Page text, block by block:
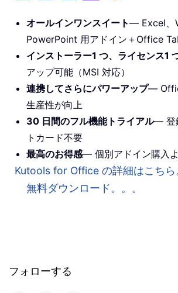
オールインワンスイート— Excel、
PowerPoint 用アドイン＋Office
インストーラー1 つ、ライセンス1
アップ可能（MSI 対応）
連携してさらにパワーアップ—
生産性が向上
30 日間のフル機能トライアル— 登
トカード不要
最高のお得感— 個別アドイン購入
Kutools for Office の詳細はこちら
無料ダウンロード。。。
フォローする